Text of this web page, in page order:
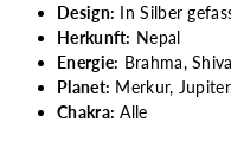
Design: In Silber
Herkunft: Nepal
Energie: Brahma,
Planet: Merkur,
Chakra: Alle